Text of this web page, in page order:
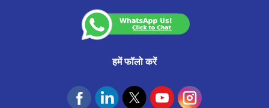
उदयपुरवाटी मे प्रॉपर्टी पर लोन
राजगढ़ मे प्रॉपर्टी पर लोन
जयपुर ढेर का बालाजी मे प्रॉपर्टी पर लोन
फतेहनगर मे प्रॉपर्टी पर लोन
हमें फॉलो करें